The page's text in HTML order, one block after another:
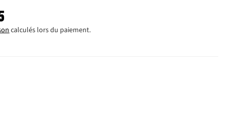
calculés lors du paiement.